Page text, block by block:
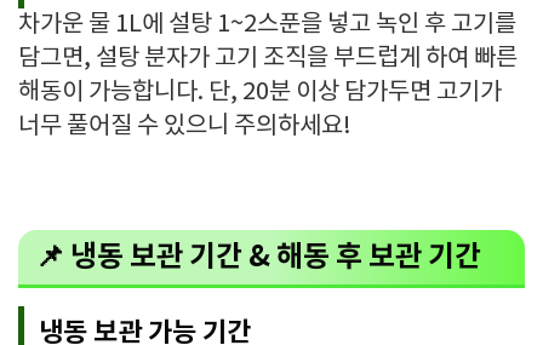
차가운 물 1L에 설탕 1~2스푼을 넣고 녹인 후 고기를
담그면, 설탕 분자가 고기 조직을 부드럽게 하여 빠른
해동이 가능합니다. 단, 20분 이상 담가두면 고기가
너무 풀어질 수 있으니 주의하세요!
📌 냉동 보관 기간 & 해동 후 보관 기간
냉동 보관 가능 기간